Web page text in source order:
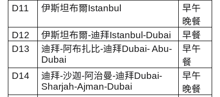
D11
伊斯坦布爾Istanbul
早午
晚餐
D12
伊斯坦布爾-迪拜Istanbul-Dubai
早餐
D13
迪拜-阿布扎比-迪拜Dubai-Abu-
Dubai
早午
餐
D14
迪拜-沙迦-阿治曼-迪拜Dubai-
Sharjah-Ajman-Dubai
早午
晚餐